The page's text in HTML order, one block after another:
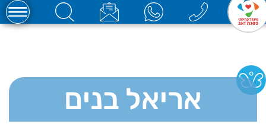
אריאל בנים